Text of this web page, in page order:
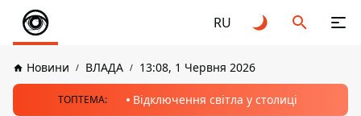
RU
Новини ВЛАДА 13:08, 1 Червня 2026
ТОПТЕМА: Відключення світла у столиці